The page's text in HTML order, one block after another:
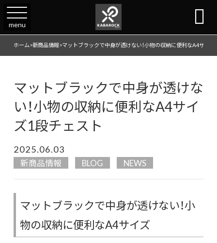
menu 
ホーム>新商品情報>マットブラックで中身が透けない！小物の収納に便利なA4サイ
マットブラックで中身が透けな
い！小物の収納に便利なA4サイ
ズ1段チェスト
2025.06.03
新商品情報 BLOG NEWS
マットブラックで中身が透けない！小
物の収納に便利なA4サイズ